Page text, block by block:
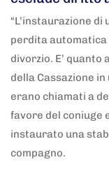
“L’instaurazione
perdita automatica
divorzio. E’ quanto
della Cassazione
erano chiamati a
favore del coniuge
instaurato una
compagno.